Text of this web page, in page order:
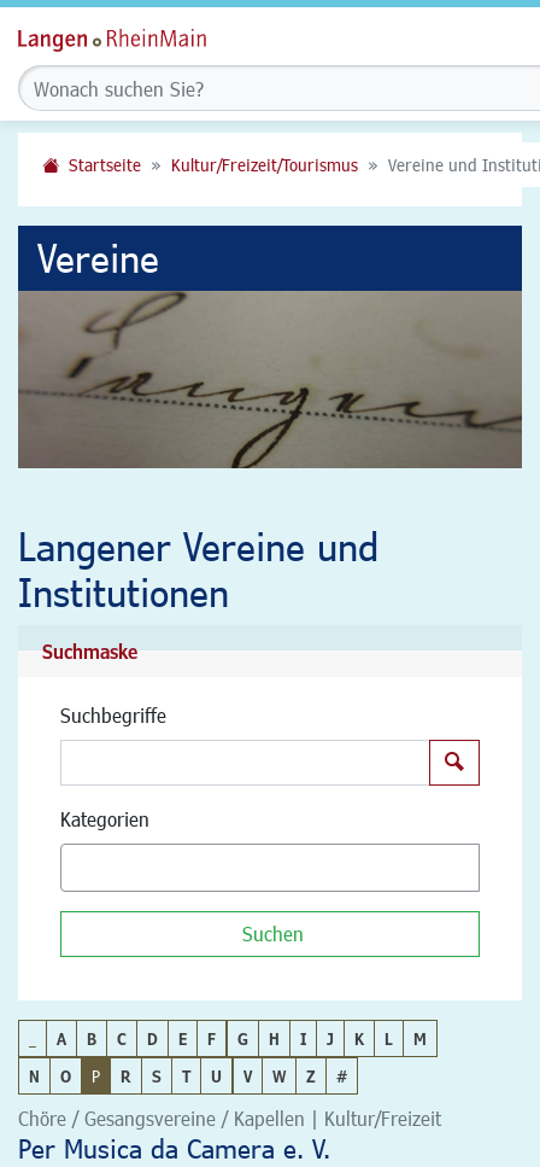
Startseite Kultur/Freizeit/Tourismus Vereine und
Vereine
Langener Vereine und
Institutionen
Suchmaske
Suchbegriffe
Kategorien
Suchen
A B C D E F G H I J K L
M
N
O P R S T U V W Z #
Chöre / Gesangsvereine / Kapellen | Kultur/Freizeit
Per Musica da Camera e. V.